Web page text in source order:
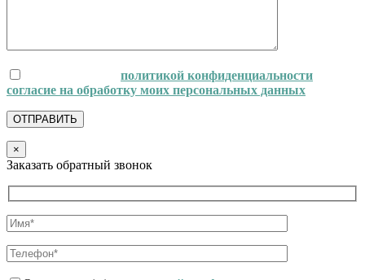
политикой конфиденциальности
согласие на обработку моих персональных данных
×
Заказать обратный звонок